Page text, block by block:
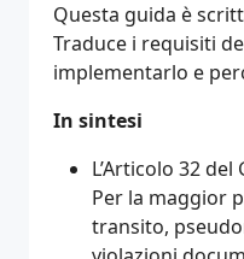
Questa guida è
Traduce i requisiti
implementarlo e
In sintesi
L’Articolo 32
Per la maggior
transito,